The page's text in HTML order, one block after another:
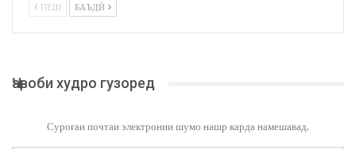
ПЕШ БАЪДӢ
Ҷавоби худро гузоред
Суроғаи почтаи электронии шумо нашр карда намешавад.